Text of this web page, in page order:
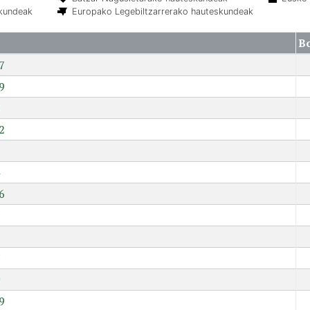
Europako Legebiltzarrerako hauteskundeak